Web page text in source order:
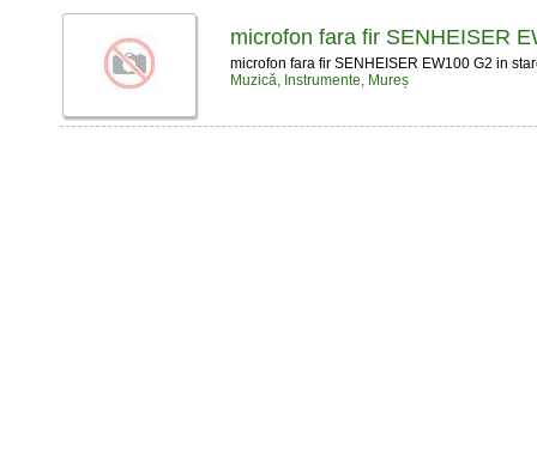
microfon fara fir SENHEISER
microfon fara fir SENHEISER EW100 G2 in
Muzică, Instrumente, Mureș